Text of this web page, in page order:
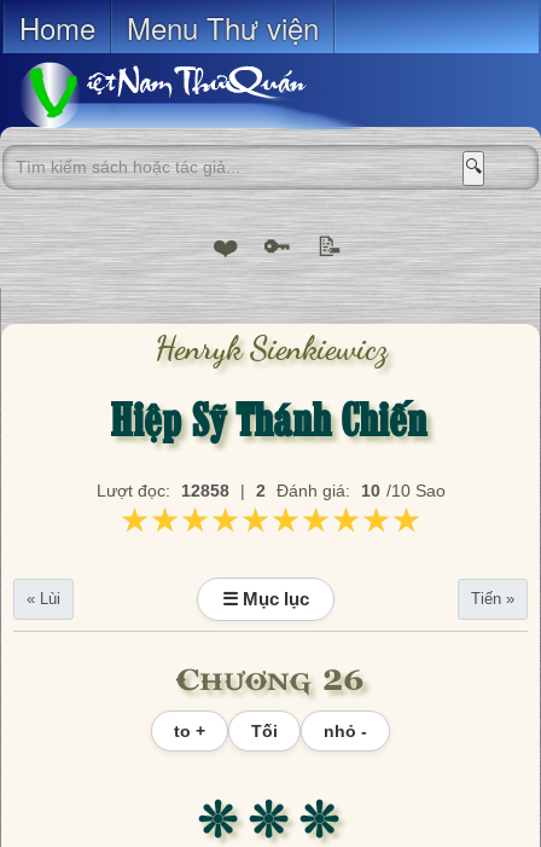
Home Menu Thư viện
🔍
❤️ 🔑 📝
Henryk Sienkiewicz
Hiệp Sỹ Thánh Chiến
Lượt đọc: 12858 | 2 Đánh giá: 10 /10 Sao
★★★★★★★★★★
★★★★★★★★★★
« Lùi ☰ Mục lục Tiến »
Chương 26
to + Tối nhỏ -
❊ ❊ ❊